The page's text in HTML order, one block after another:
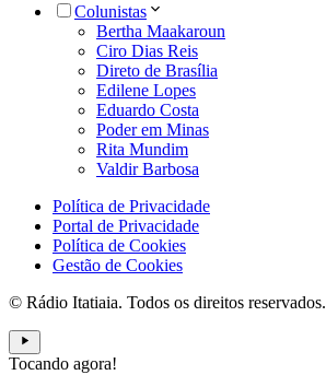
Colunistas
Bertha Maakaroun
Ciro Dias Reis
Direto de Brasília
Edilene Lopes
Eduardo Costa
Poder em Minas
Rita Mundim
Valdir Barbosa
Política de Privacidade
Portal de Privacidade
Política de Cookies
Gestão de Cookies
© Rádio Itatiaia. Todos os direitos reservados.
Tocando agora!